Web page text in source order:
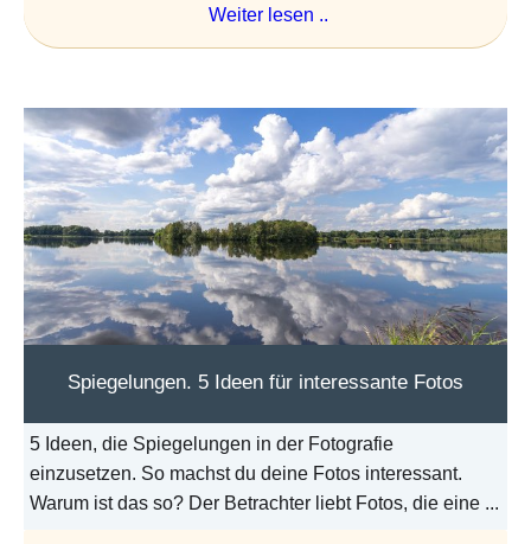
Weiter lesen ..
Spiegelungen. 5 Ideen für interessante Fotos
5 Ideen, die Spiegelungen in der Fotografie
einzusetzen. So machst du deine Fotos interessant.
Warum ist das so? Der Betrachter liebt Fotos, die eine ...